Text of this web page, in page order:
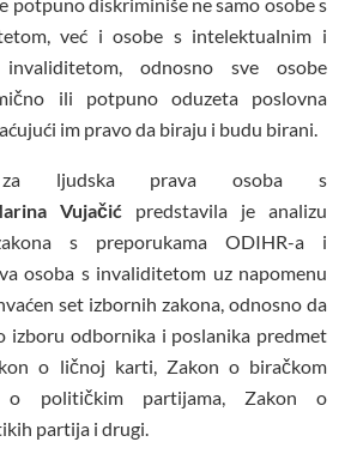
već i osobe s intelektualnim i
invaliditetom, odnosno sve osobe
ili potpuno oduzeta poslovna
im pravo da biraju i budu birani.
za ljudska prava osoba s
Vujačić predstavila je analizu
s preporukama ODIHR-a i
osoba s invaliditetom uz napomenu
set izbornih zakona, odnosno da
izboru odbornika i poslanika predmet
o ličnoj karti, Zakon o biračkom
o političkim partijama, Zakon o
partija i drugi.